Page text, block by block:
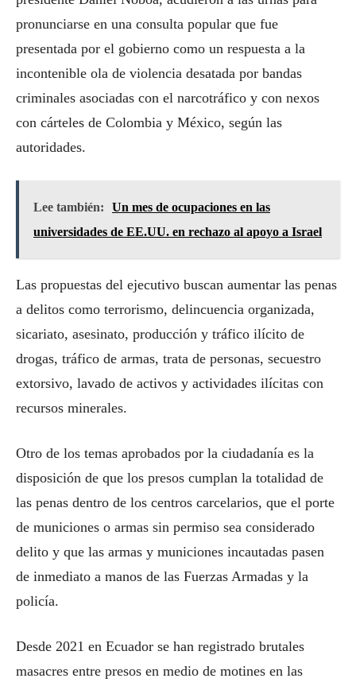
pronunciarse en una consulta popular que fue
presentada por el gobierno como un respuesta a la
incontenible ola de violencia desatada por bandas
criminales asociadas con el narcotráfico y con nexos
con cárteles de Colombia y México, según las
autoridades.
Lee también:
Un mes de ocupaciones en las
universidades de EE.UU. en rechazo al apoyo a Israel
Las propuestas del ejecutivo buscan aumentar las penas
a delitos como terrorismo, delincuencia organizada,
sicariato, asesinato, producción y tráfico ilícito de
drogas, tráfico de armas, trata de personas, secuestro
extorsivo, lavado de activos y actividades ilícitas con
recursos minerales.
Otro de los temas aprobados por la ciudadanía es la
disposición de que los presos cumplan la totalidad de
las penas dentro de los centros carcelarios, que el porte
de municiones o armas sin permiso sea considerado
delito y que las armas y municiones incautadas pasen
de inmediato a manos de las Fuerzas Armadas y la
policía.
Desde 2021 en Ecuador se han registrado brutales
masacres entre presos en medio de motines en las